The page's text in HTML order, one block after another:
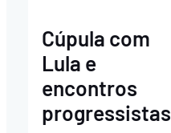
Cúpula com
Lula e
encontros
progressistas